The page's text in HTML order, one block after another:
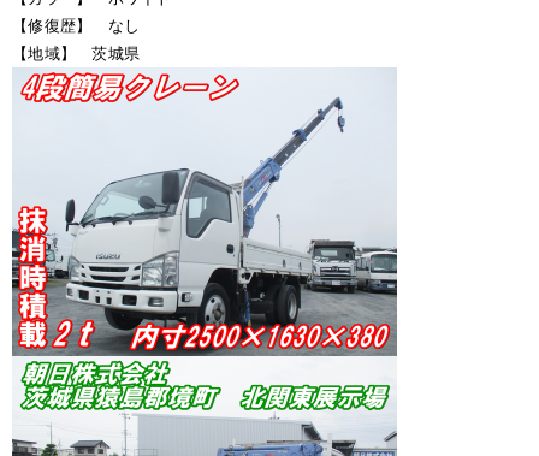
【修復歴】 なし
【地域】 茨城県